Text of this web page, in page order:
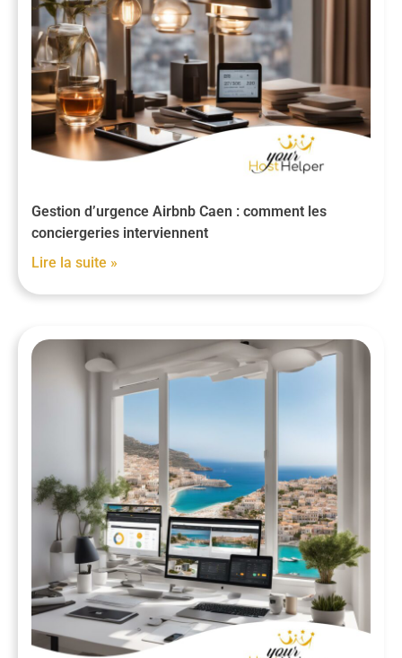
Gestion d’urgence Airbnb Caen : comment les
conciergeries interviennent
Lire la suite »